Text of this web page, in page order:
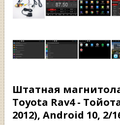
Штатная
Toyota Rav4 -
2012), Android 10, 2/